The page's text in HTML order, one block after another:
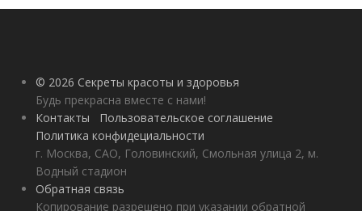
© 2026 Секреты красоты и здоровья
Будь прекрасна вместе с нами!
Контакты
Пользовательское соглашение
Политика конфидециальности
г. Москва, САО, Головинский, Смольная улица 2, м.
Водный стадион
Обратная связь
Копирование разрешено при указании обратной